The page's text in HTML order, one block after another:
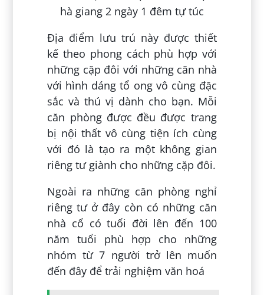
Địa điểm lưu trú này được thiết
kế theo phong cách phù hợp với
những cặp đôi với những căn nhà
với hình dáng tổ ong vô cùng đặc
sắc và thú vị dành cho bạn. Mỗi
căn phòng được đều được trang
bị nội thất vô cùng tiện ích cùng
với đó là tạo ra một không gian
riêng tư giành cho những cặp đôi.
Ngoài ra những căn phòng nghỉ
riêng tư ở đây còn có những căn
nhà cổ có tuổi đời lên đến 100
năm tuổi phù hợp cho những
nhóm từ 7 người trở lên muốn
đến đây để trải nghiệm văn hoá